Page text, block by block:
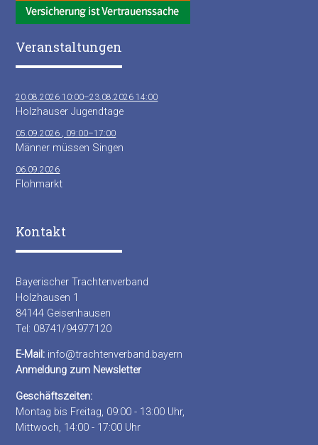
Veranstaltungen
20.08.2026 10:00–23.08.2026 14:00
Holzhauser Jugendtage
05.09.2026 , 09:00–17:00
Männer müssen Singen
06.09.2026
Flohmarkt
Kontakt
Bayerischer Trachtenverband
Holzhausen 1
84144 Geisenhausen
Tel: 08741/94977120
E-Mail: info@trachtenverband.bayern
Anmeldung zum Newsletter
Geschäftszeiten:
Montag bis Freitag, 09:00 - 13:00 Uhr,
Mittwoch, 14:00 - 17:00 Uhr